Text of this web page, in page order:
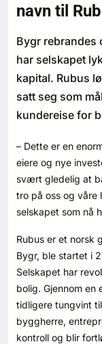
Eiendom
Øvrige
Tips redaksjonen
Annonsering
Abonnere
Abonnement
Kontakt oss
Login
navn til
Bygr rebrandes
har selskapet
kapital. Rubus
satt seg som
kundereise for
– Dette er en
eiere og nye
svært gledelig at
tro på oss og våre
selskapet som nå
Rubus er et norsk
Bygr, ble startet i
Selskapet har
bolig. Gjennom en
tidligere tungvint
byggherre,
kontroll og blir